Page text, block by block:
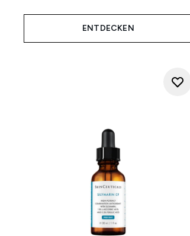
ENTDECKEN